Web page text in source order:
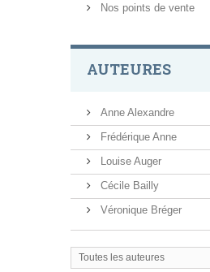
Nos points de vente
AUTEURES
Anne Alexandre
Frédérique Anne
Louise Auger
Cécile Bailly
Véronique Bréger
Toutes les auteures